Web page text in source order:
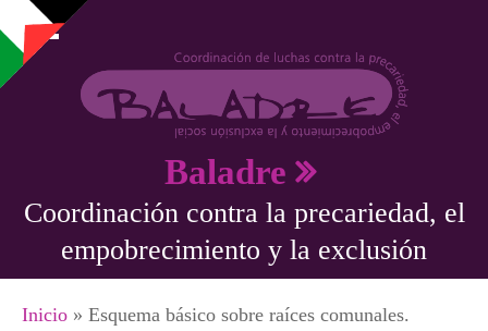
Pasar al contenido principal
Baladre
Coordinación contra la precariedad, el
empobrecimiento y la exclusión
Se encuentra usted aquí
Inicio » Esquema básico sobre raíces comunales.